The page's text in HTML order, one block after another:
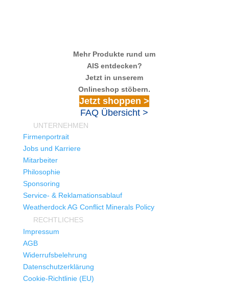
Mehr Produkte rund um
AIS entdecken?
Jetzt in unserem
Onlineshop stöbern.
Jetzt shoppen >
FAQ Übersicht >
UNTERNEHMEN
Firmenportrait
Jobs und Karriere
Mitarbeiter
Philosophie
Sponsoring
Service- & Reklamationsablauf
Weatherdock AG Conflict Minerals Policy
RECHTLICHES
Impressum
AGB
Widerrufsbelehrung
Datenschutzerklärung
Cookie-Richtlinie (EU)